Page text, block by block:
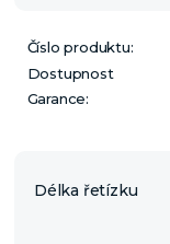
Číslo produktu:
Dostupnost
Garance:
Délka řetízku